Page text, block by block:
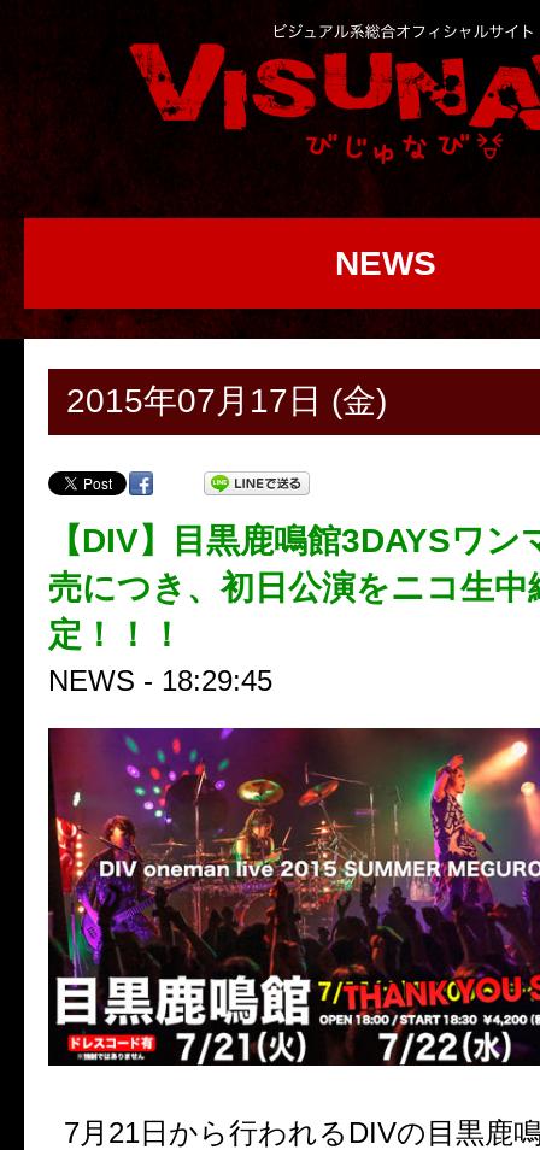
NEWS
2015年07月17日 (金)
【DIV】目黒鹿鳴館3DAYSワン
売につき、初日公演をニコ生中
定！！！
NEWS - 18:29:45
7月21日から行われるDIVの目黒鹿